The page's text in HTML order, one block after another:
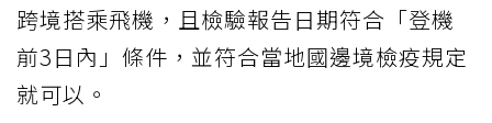
跨境搭乘飛機，且檢驗報告日期符合「登機
前3日內」條件，並符合當地國邊境檢疫規定
就可以。